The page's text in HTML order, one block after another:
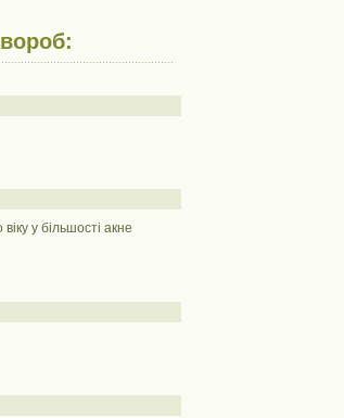
у більшості акне